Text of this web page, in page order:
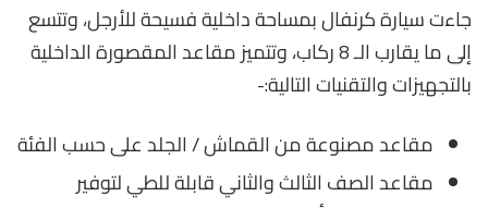
جاءت سيارة كرنفال بمساحة داخلية فسيحة للأرجل، وتتسع
إلى ما يقارب الـ 8 ركاب، وتتميز مقاعد المقصورة الداخلية
بالتجهيزات والتقنيات التالية:-
مقاعد مصنوعة من القماش / الجلد على حسب الفئة
مقاعد الصف الثالث والثاني قابلة للطي لتوفير